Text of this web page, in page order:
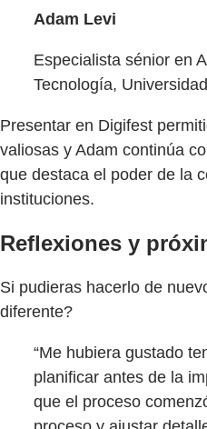
Adam Levi
Especialista sénior en
Tecnología,
Presentar en Digifest
valiosas y Adam continúa
que destaca el poder de la
instituciones.
Reflexiones y
Si pudieras hacerlo de
diferente?
“Me hubiera gustado
planificar antes de la
que el proceso